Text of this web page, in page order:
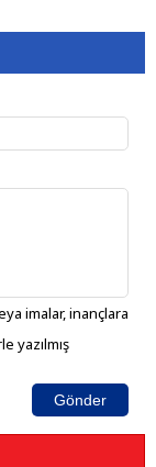
imalar, inançlara
yazılmış
Gönder